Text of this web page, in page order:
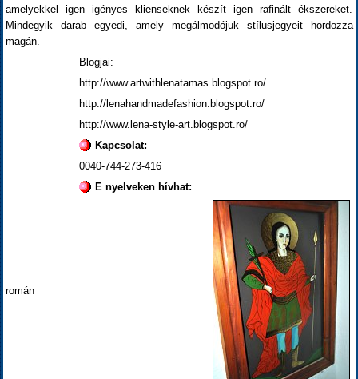
amelyekkel igen igényes klienseknek készít igen rafinált ékszereket.
Mindegyik darab egyedi, amely megálmodójuk stílusjegyeit hordozza
magán.
Blogjai:
http://www.artwithlenatamas.blogspot.ro/
http://lenahandmadefashion.blogspot.ro/
http://www.lena-style-art.blogspot.ro/
Kapcsolat:
0040-744-273-416
E nyelveken hívhat:
román